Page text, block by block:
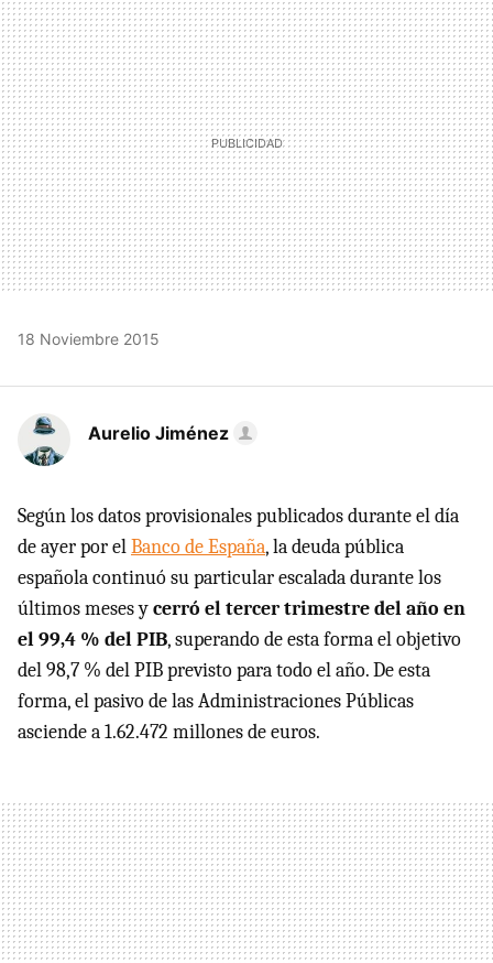
MAIL
18 Noviembre 2015
Aurelio Jiménez
Según los datos provisionales publicados durante el día
de ayer por elBanco de España, la deuda pública
española continuó su particular escalada durante los
últimos meses ycerró el tercer trimestre del año en
el 99,4 % del PIB, superando de esta forma el objetivo
del 98,7 % del PIB previsto para todo el año. De esta
forma, el pasivo de las Administraciones Públicas
asciende a 1.62.472 millones de euros.